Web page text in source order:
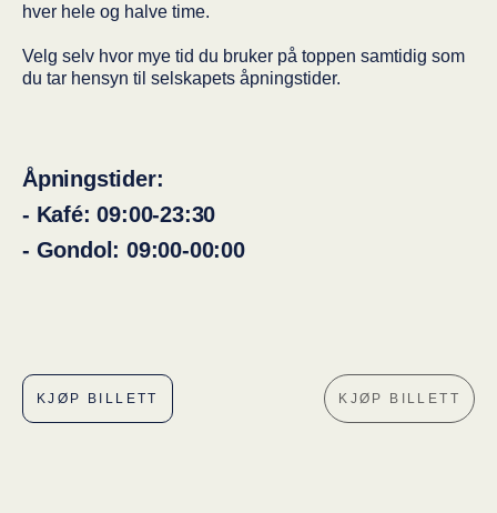
hver hele og halve time.
Velg selv hvor mye tid du bruker på toppen samtidig som
du tar hensyn til selskapets åpningstider.
Åpningstider:
- Kafé: 09:00-23:30
- Gondol: 09:00-00:00
KJØP BILLETT KJØP BILLETT